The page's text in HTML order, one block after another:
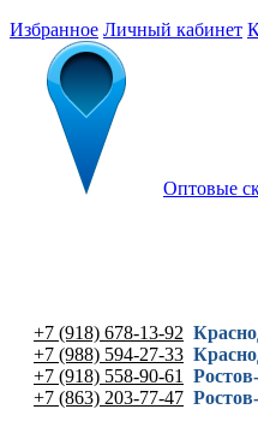
Избранное Личный кабинет
Оптовые
+7 (918) 678-13-92
+7 (988) 594-27-33
+7 (918) 558-90-61
+7 (863) 203-77-47